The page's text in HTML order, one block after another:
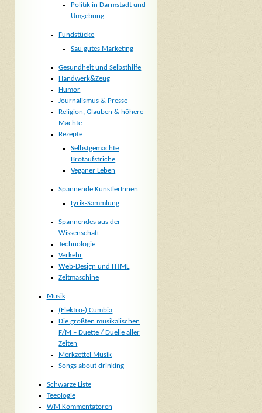
Politik in Darmstadt und
Umgebung
Fundstücke
Sau gutes Marketing
Gesundheit und Selbsthilfe
Handwerk&Zeug
Humor
Journalismus & Presse
Religion, Glauben & höhere
Mächte
Rezepte
Selbstgemachte
Brotaufstriche
Veganer Leben
Spannende KünstlerInnen
Lyrik-Sammlung
Spannendes aus der
Wissenschaft
Technologie
Verkehr
Web-Design und HTML
Zeitmaschine
Musik
(Elektro-) Cumbia
Die größten musikalischen
F/M – Duette / Duelle aller
Zeiten
Merkzettel Musik
Songs about drinking
Schwarze Liste
Teeologie
WM Kommentatoren